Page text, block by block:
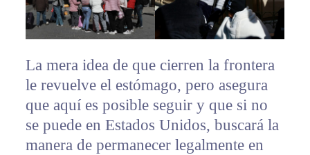
La mera idea de que cierren la frontera
le revuelve el estómago, pero asegura
que aquí es posible seguir y que si no
se puede en Estados Unidos, buscará la
manera de permanecer legalmente en